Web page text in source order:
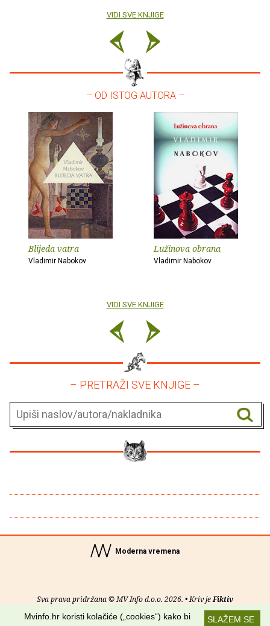
VIDI SVE KNJIGE
– OD ISTOG AUTORA –
Blijeda vatra
Vladimir Nabokov
Lužinova obrana
Vladimir Nabokov
VIDI SVE KNJIGE
– PRETRAŽI SVE KNJIGE –
Moderna vremena
Sva prava pridržana © MV Info d.o.o. 2026. • Kriv jeFiktiv
Uvjeti korištenja RSS kanaliSLAŽEM SE
Mvinfo.hr koristi kolačiće („cookies“) kako bi